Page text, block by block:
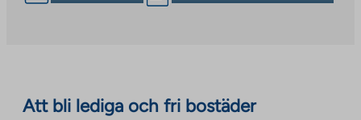
link
external
Att bli lediga och fri bostäder